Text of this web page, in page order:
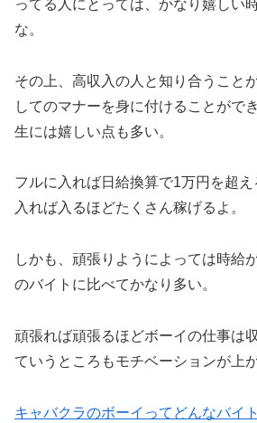
ってる人にとっては、かなり嬉しい
な。
その上、高収入の人と知り合うこと
してのマナーを身に付けることがで
生には嬉しい点も多い。
フルに入れば日給換算で1万円を超え
入れば入るほどたくさん稼げるよ。
しかも、頑張りようによっては時給
のバイトに比べてかなり多い。
頑張れば頑張るほどボーイの仕事は
ていうところもモチベーションが上
キャバクラのボーイってどんなバイト